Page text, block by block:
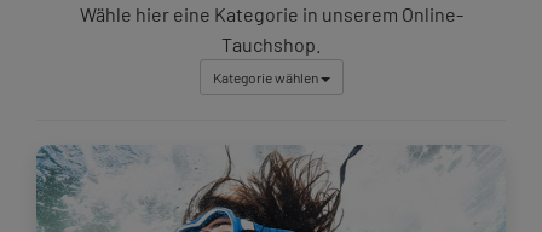
Wähle hier eine Kategorie in unserem Online-
Tauchshop.
Kategorie wählen